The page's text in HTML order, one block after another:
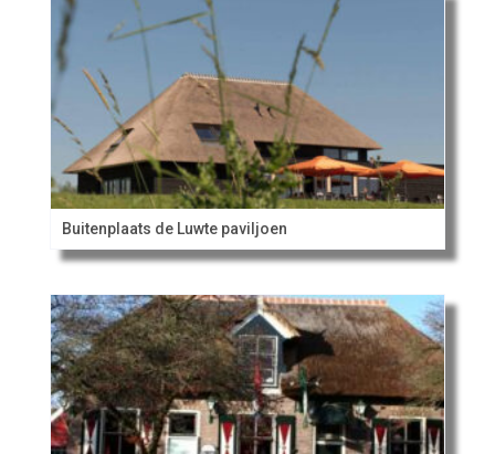
Buitenplaats de Luwte paviljoen